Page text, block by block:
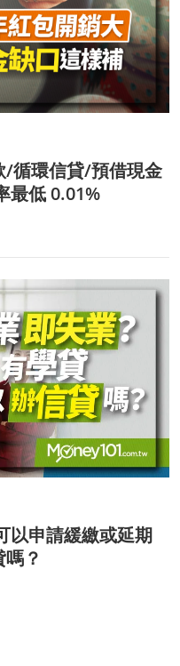
/循環信貸/預借現金
最低 0.01%
以申請緩繳或延期
？